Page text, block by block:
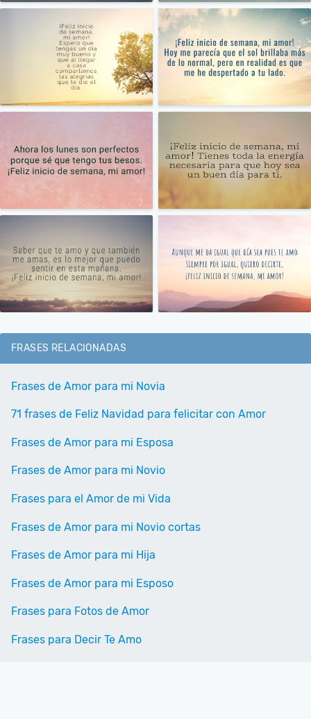
FRASES RELACIONADAS
Frases de Amor para mi Novia
71 frases de Feliz Navidad para felicitar con Amor
Frases de Amor para mi Esposa
Frases de Amor para mi Novio
Frases para el Amor de mi Vida
Frases de Amor para mi Novio cortas
Frases de Amor para mi Hija
Frases de Amor para mi Esposo
Frases para Fotos de Amor
Frases para Decir Te Amo